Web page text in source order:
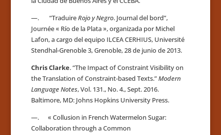
—. “TraduireRojo y Negro. Journal del bord”,
Journée « Río de la Plata », organizada por Michel
Lafon, a cargo del equipo ILCEA CERHIUS, Université
Stendhal-Grenoble 3, Grenoble, 28 de junio de 2013.
Chris Clarke. “The Impact of Constraint Visibility on
the Translation of Constraint-based Texts.”Modern
Language Notes, Vol. 131., No. 4., Sept. 2016.
Baltimore, MD: Johns Hopkins University Press.
—. « Collusion in French Watermelon Sugar:
Collaboration through a Common